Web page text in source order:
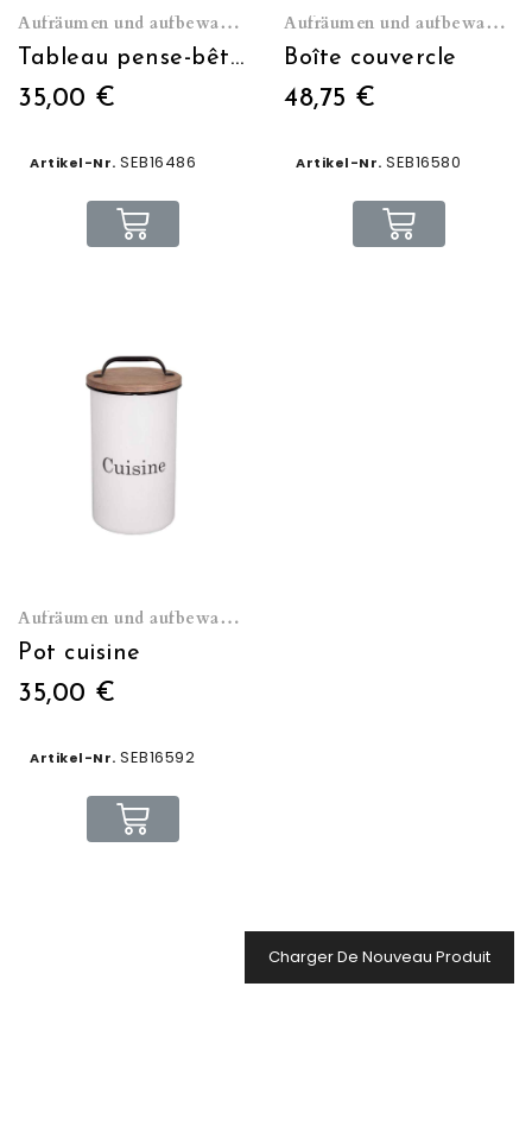
Aufräumen und aufbewahren
Tableau pense-bête "Marché du jour"
35,00 €
Artikel-Nr. SEB16486
Aufräumen und aufbewahren
Boîte couvercle
48,75 €
Artikel-Nr. SEB16580
Aufräumen und aufbewahren
Pot cuisine
35,00 €
Artikel-Nr. SEB16592
Charger De Nouveau Produit